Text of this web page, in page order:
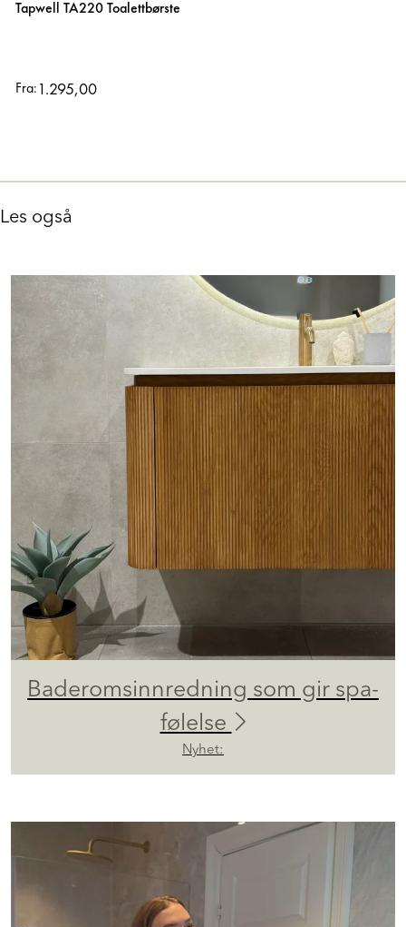
Tapwell TA220 Toalettbørste
Fra:1.295,00
Les også
Baderomsinnredning som gir spa-
følelse
Nyhet: